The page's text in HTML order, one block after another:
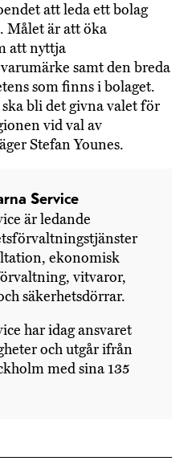
att leda ett bolag
Målet är att öka
att nyttja
samt den breda
som finns i bolaget.
ska bli det givna valet för
vid val av
Stefan Younes.
Service
är ledande
ekonomisk
vitvaror,
säkerhetsdörrar.
har idag ansvaret
och utgår ifrån
med sina 135